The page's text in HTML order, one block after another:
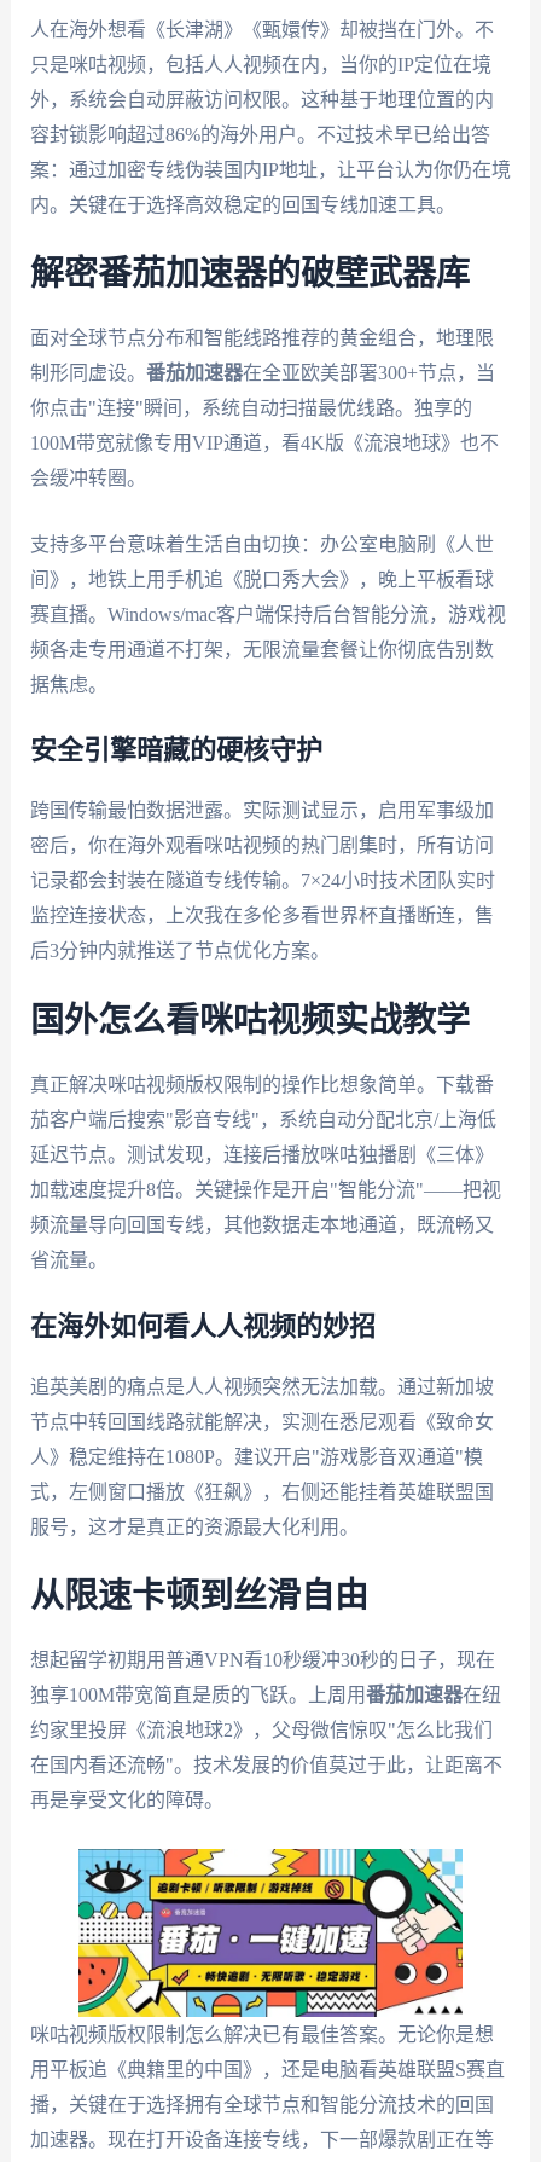
人在海外想看《长津湖》《甄嬛传》却被挡在门外。不
只是咪咕视频，包括人人视频在内，当你的IP定位在境
外，系统会自动屏蔽访问权限。这种基于地理位置的内
容封锁影响超过86%的海外用户。不过技术早已给出答
案：通过加密专线伪装国内IP地址，让平台认为你仍在境
内。关键在于选择高效稳定的回国专线加速工具。
解密番茄加速器的破壁武器库
面对全球节点分布和智能线路推荐的黄金组合，地理限
制形同虚设。 番茄加速器在全亚欧美部署300+节点，当
你点击"连接"瞬间，系统自动扫描最优线路。独享的
100M带宽就像专用VIP通道，看4K版《流浪地球》也不
会缓冲转圈。
支持多平台意味着生活自由切换：办公室电脑刷《人世
间》，地铁上用手机追《脱口秀大会》，晚上平板看球
赛直播。Windows/mac客户端保持后台智能分流，游戏视
频各走专用通道不打架，无限流量套餐让你彻底告别数
据焦虑。
安全引擎暗藏的硬核守护
跨国传输最怕数据泄露。实际测试显示，启用军事级加
密后，你在海外观看咪咕视频的热门剧集时，所有访问
记录都会封装在隧道专线传输。7×24小时技术团队实时
监控连接状态，上次我在多伦多看世界杯直播断连，售
后3分钟内就推送了节点优化方案。
国外怎么看咪咕视频实战教学
真正解决咪咕视频版权限制的操作比想象简单。下载番
茄客户端后搜索"影音专线"，系统自动分配北京/上海低
延迟节点。测试发现，连接后播放咪咕独播剧《三体》
加载速度提升8倍。关键操作是开启"智能分流"——把视
频流量导向回国专线，其他数据走本地通道，既流畅又
省流量。
在海外如何看人人视频的妙招
追英美剧的痛点是人人视频突然无法加载。通过新加坡
节点中转回国线路就能解决，实测在悉尼观看《致命女
人》稳定维持在1080P。建议开启"游戏影音双通道"模
式，左侧窗口播放《狂飙》，右侧还能挂着英雄联盟国
服号，这才是真正的资源最大化利用。
从限速卡顿到丝滑自由
想起留学初期用普通VPN看10秒缓冲30秒的日子，现在
独享100M带宽简直是质的飞跃。上周用番茄加速器在纽
约家里投屏《流浪地球2》，父母微信惊叹"怎么比我们
在国内看还流畅"。技术发展的价值莫过于此，让距离不
再是享受文化的障碍。
咪咕视频版权限制怎么解决已有最佳答案。无论你是想
用平板追《典籍里的中国》，还是电脑看英雄联盟S赛直
播，关键在于选择拥有全球节点和智能分流技术的回国
加速器。现在打开设备连接专线，下一部爆款剧正在等